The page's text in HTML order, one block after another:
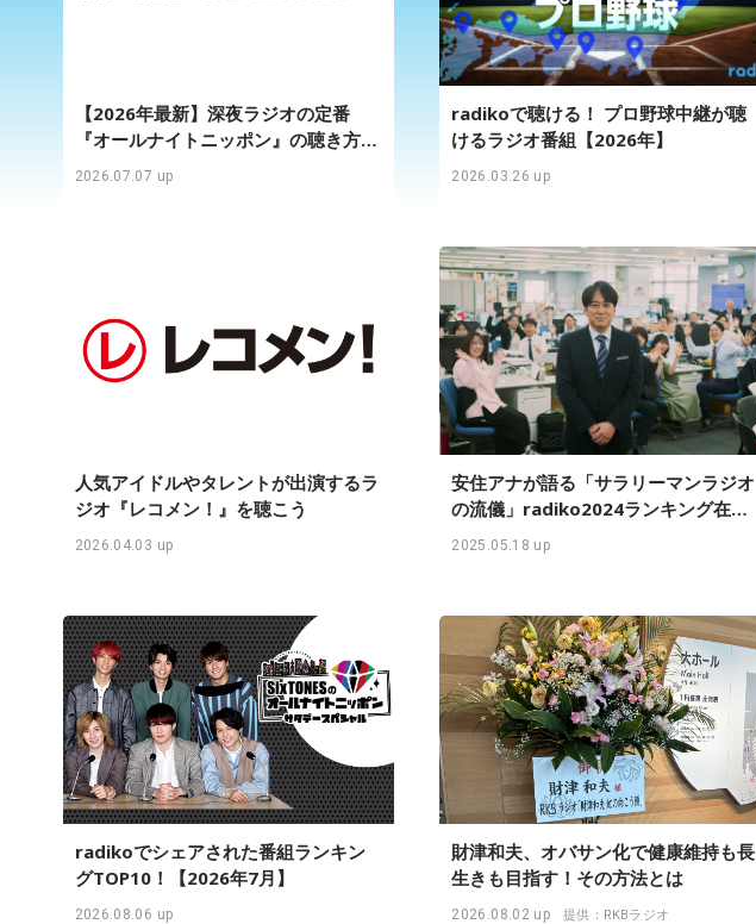
【2026年最新】深夜ラジオの定番
『オールナイトニッポン』の聴き方＆
各番組・パーソナリティ一覧
2026.07.07 up
radikoで聴ける！ プロ野球中継が聴
けるラジオ番組【2026年】
2026.03.26 up
人気アイドルやタレントが出演するラ
ジオ『レコメン！』を聴こう
2026.04.03 up
安住アナが語る「サラリーマンラジオ
の流儀」radiko2024ランキング在京
エリア首位TBSラジオ『安住紳一郎の
日曜天国』インタビュー
2025.05.18 up
radikoでシェアされた番組ランキン
グTOP10！【2026年7月】
2026.08.06 up
財津和夫、オバサン化で健康維持も長
生きも目指す！その方法とは
2026.08.02 up 提供：RKBラジオ